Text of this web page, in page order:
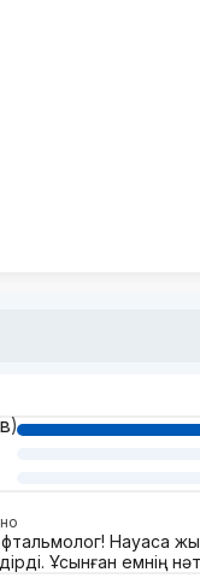
)
Науқасқа
Ұсынған емнің